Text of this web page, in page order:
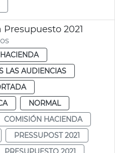
2021
HACIENDA
LAS AUDIENCIAS
NORMAL
COMISIÓN HACIENDA
PRESSUPOST 2021